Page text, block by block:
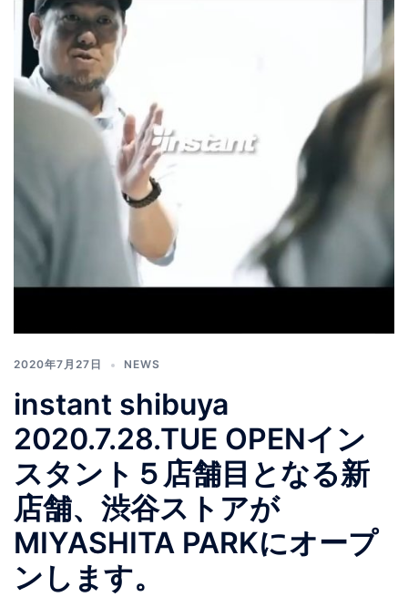
2020年7月27日 NEWS
instant shibuya
2020.7.28.TUE OPENイン
スタント５店舗目となる新
店舗、渋谷ストアが
MIYASHITA PARKにオープ
ンします。